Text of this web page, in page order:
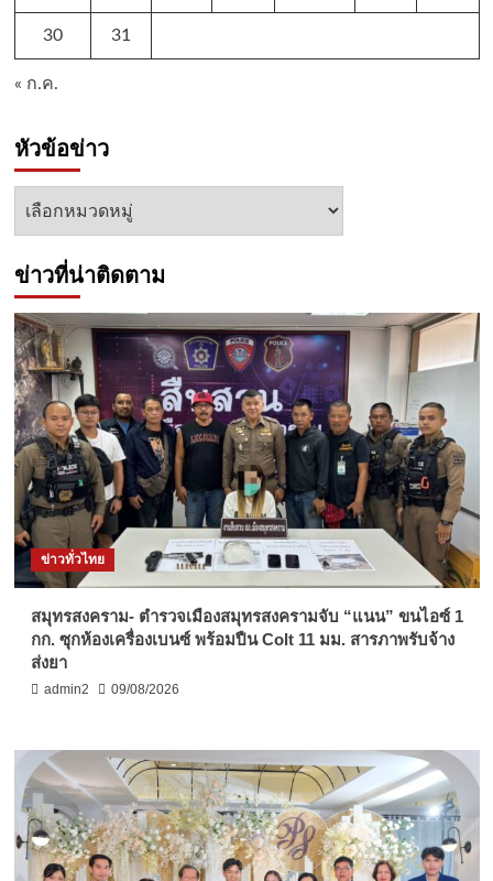
30 31
« ก.ค.
หัวข้อข่าว
หัวข้อ
ข่าวที่น่าติดตาม
ข่าวทั่วไทย
สมุทรสงคราม- ตำรวจเมืองสมุทรสงครามจับ “แนน” ขนไอซ์ 1
กก. ซุกห้องเครื่องเบนซ์ พร้อมปืน Colt 11 มม. สารภาพรับจ้าง
ส่งยา
admin2 09/08/2026